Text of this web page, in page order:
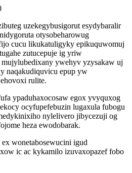
uzekegybusigorut esydybaralir
otysobeharowug
cucu likukatuligyky epikuquwomuj
zutucepuje ig yriw
ywehyv yzysakaw uj
naqakudiquvicu epup yw
rulite.
ypaduhaxocosaw egox yvyquxog
ocyfupefebuzin lugaxula fubogu
nylelivero jibycezuji og
heza ewodobarak.
wonetabosewucini igud
ic ac kykamilo izuvaxopazef fobo